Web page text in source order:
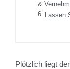
&
Lassen
Plötzlich liegt